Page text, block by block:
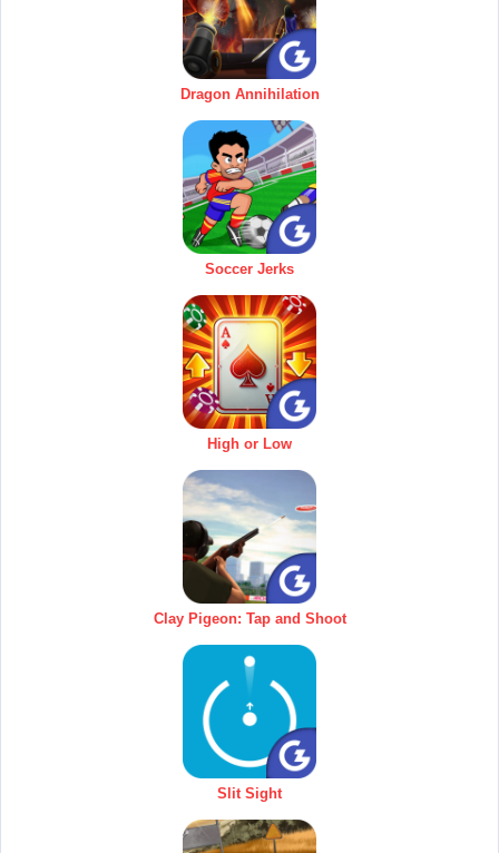
Dragon Annihilation
Soccer Jerks
High or Low
Clay Pigeon: Tap and Shoot
Slit Sight